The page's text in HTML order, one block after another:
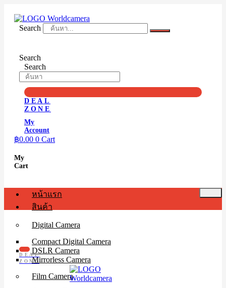
contentSearch
Search
Search
DEAL
ZONE
My
Account
฿0.00 0 Cart
My
Cart
หน้าแรก
สินค้า
Digital Camera
Compact Digital Camera
DSLR Camera
Mirrorless Camera
Film Camera
DEAL
ZONE